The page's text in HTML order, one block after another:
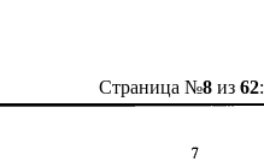
Страница №8из 62: